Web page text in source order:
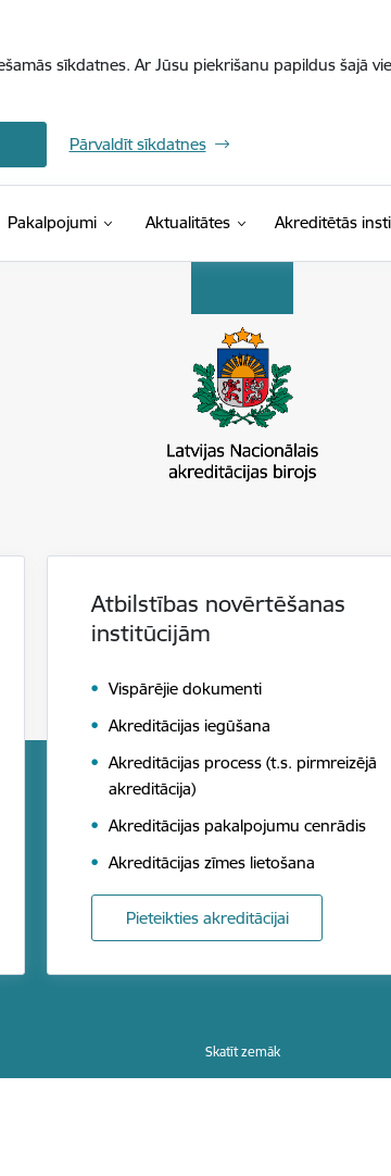
sīkdatnes. Ar Jūsu piekrišanu papildus šajā
Pārvaldīt sīkdatnes
Pakalpojumi Aktualitātes Akreditētās
Atbilstības novērtēšanas
institūcijām
Vispārējie dokumenti
Akreditācijas iegūšana
Akreditācijas process (t.s. pirmreizējā
akreditācija)
Akreditācijas pakalpojumu cenrādis
Akreditācijas zīmes lietošana
Pieteikties akreditācijai
Skatīt zemāk